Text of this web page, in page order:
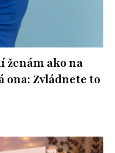
ženám ako na
ona: Zvládnete to